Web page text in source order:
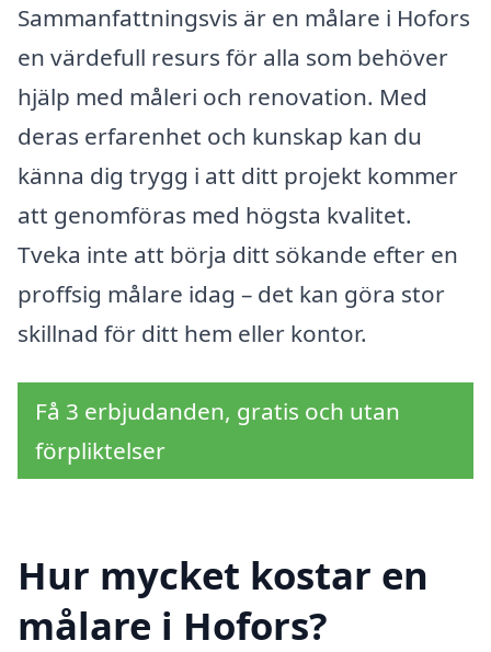
Sammanfattningsvis är en målare i Hofors
en värdefull resurs för alla som behöver
hjälp med måleri och renovation. Med
deras erfarenhet och kunskap kan du
känna dig trygg i att ditt projekt kommer
att genomföras med högsta kvalitet.
Tveka inte att börja ditt sökande efter en
proffsig målare idag – det kan göra stor
skillnad för ditt hem eller kontor.
Få 3 erbjudanden, gratis och utan
förpliktelser
Hur mycket kostar en
målare i Hofors?